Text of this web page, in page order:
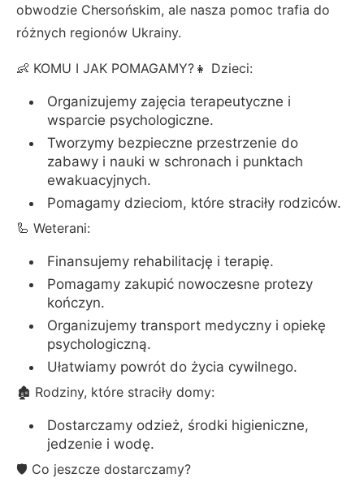
obwodzie Сhersońskim, ale nasza pomoc trafia do
różnych regionów Ukrainy.
👶 KOMU I JAK POMAGAMY?👧 Dzieci:
Organizujemy zajęcia terapeutyczne i
wsparcie psychologiczne.
Tworzymy bezpieczne przestrzenie do
zabawy i nauki w schronach i punktach
ewakuacyjnych.
Pomagamy dzieciom, które straciły rodziców.
🦾 Weterani:
Finansujemy rehabilitację i terapię.
Pomagamy zakupić nowoczesne protezy
kończyn.
Organizujemy transport medyczny i opiekę
psychologiczną.
Ułatwiamy powrót do życia cywilnego.
🏚 Rodziny, które straciły domy:
Dostarczamy odzież, środki higieniczne,
jedzenie i wodę.
🛡 Co jeszcze dostarczamy?